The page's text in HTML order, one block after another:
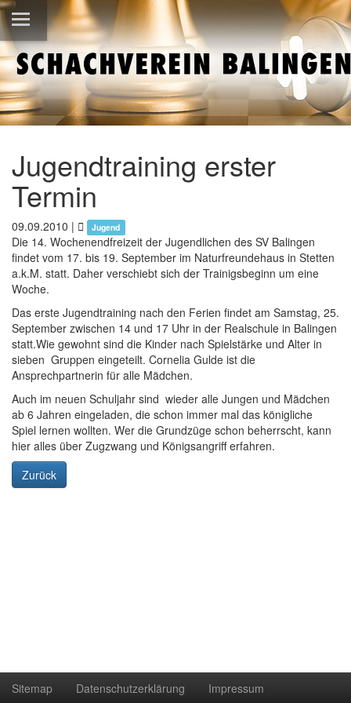
Jugendtraining erster
Termin
09.09.2010 | Jugend
Die 14. Wochenendfreizeit der Jugendlichen des SV Balingen
findet vom 17. bis 19. September im Naturfreundehaus in Stetten
a.k.M. statt. Daher verschiebt sich der Trainigsbeginn um eine
Woche.
Das erste Jugendtraining nach den Ferien findet am Samstag, 25.
September zwischen 14 und 17 Uhr in der Realschule in Balingen
statt.Wie gewohnt sind die Kinder nach Spielstärke und Alter in
sieben Gruppen eingeteilt. Cornelia Gulde ist die
Ansprechpartnerin für alle Mädchen.
Auch im neuen Schuljahr sind wieder alle Jungen und Mädchen
ab 6 Jahren eingeladen, die schon immer mal das königliche
Spiel lernen wollten. Wer die Grundzüge schon beherrscht, kann
hier alles über Zugzwang und Königsangriff erfahren.
Zurück
Sitemap Datenschutzerklärung Impressum